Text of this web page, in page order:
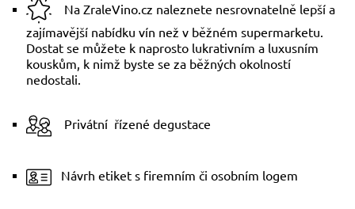
Na ZraleVino.cz naleznete nesrovnatelně lepší a
zajímavější nabídku vín než v běžném supermarketu.
Dostat se můžete k naprosto lukrativním a luxusním
kouskům, k nimž byste se za běžných okolností
nedostali.
Privátní řízené degustace
Návrh etiket s firemním či osobním logem